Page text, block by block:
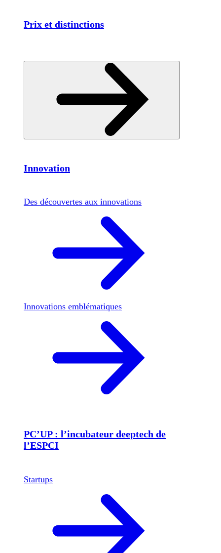
Prix et distinctions
Innovation
Des découvertes aux innovations
Innovations emblématiques
PC’UP : l’incubateur deeptech de
l’ESPCI
Startups